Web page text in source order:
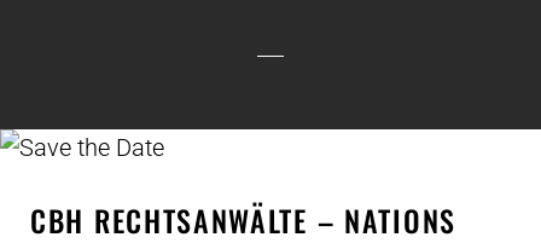
CBH RECHTSANWÄLTE – NATIONS